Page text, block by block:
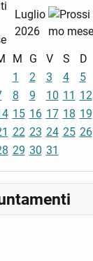
Luglio
2026
M G V S
D
1
2 3 4
5
8 9 10 11 12
15 16 17 18 19
22 23 24 25 26
29 30 31